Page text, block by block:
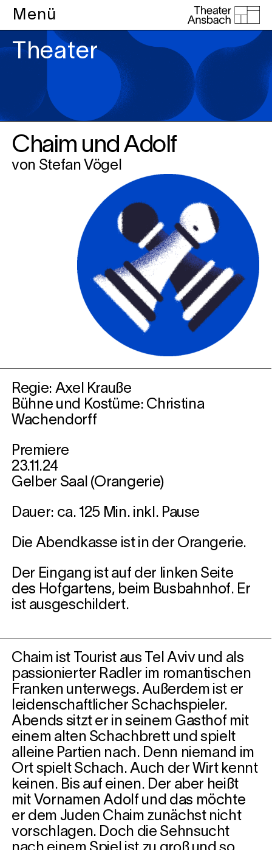
Menü
Theater
Chaim und Adolf
von Stefan Vögel
Regie: Axel Krauße
Bühne und Kostüme: Christina
Wachendorff
Premiere
23.11.24
Gelber Saal (Orangerie)
Dauer: ca. 125 Min. inkl. Pause
Die Abendkasse ist in der Orangerie.
Der Eingang ist auf der linken Seite
des Hofgartens, beim Busbahnhof. Er
ist ausgeschildert.
Chaim ist Tourist aus Tel Aviv und als
passionierter Radler im romantischen
Franken unterwegs. Außerdem ist er
leidenschaftlicher Schachspieler.
Abends sitzt er in seinem Gasthof mit
einem alten Schachbrett und spielt
alleine Partien nach. Denn niemand im
Ort spielt Schach. Auch der Wirt kennt
keinen. Bis auf einen. Der aber heißt
mit Vornamen Adolf und das möchte
er dem Juden Chaim zunächst nicht
vorschlagen. Doch die Sehnsucht